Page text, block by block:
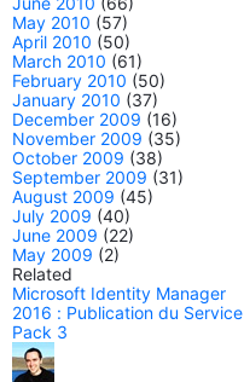
May 2010 (57)
April 2010 (50)
March 2010 (61)
February 2010 (50)
January 2010 (37)
December 2009 (16)
November 2009 (35)
October 2009 (38)
September 2009 (31)
August 2009 (45)
July 2009 (40)
June 2009 (22)
May 2009 (2)
Related
Microsoft Identity Manager
2016 : Publication du Service
Pack 3